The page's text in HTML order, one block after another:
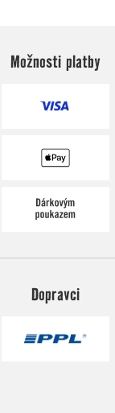
Možnosti platby
Dopravci